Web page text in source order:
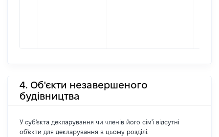
4. Об'єкти незавершеного
будівництва
У суб'єкта декларування чи членів його сім'ї відсутні
об'єкти для декларування в цьому розділі.